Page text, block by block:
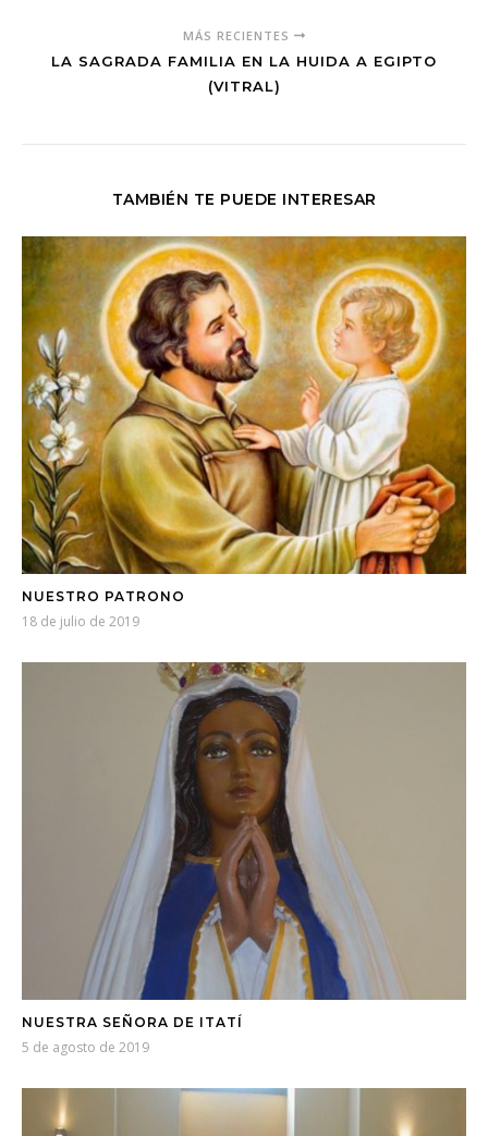
MÁS RECIENTES
LA SAGRADA FAMILIA EN LA HUIDA A EGIPTO
(VITRAL)
TAMBIÉN TE PUEDE INTERESAR
NUESTRO PATRONO
18 de julio de 2019
NUESTRA SEÑORA DE ITATÍ
5 de agosto de 2019